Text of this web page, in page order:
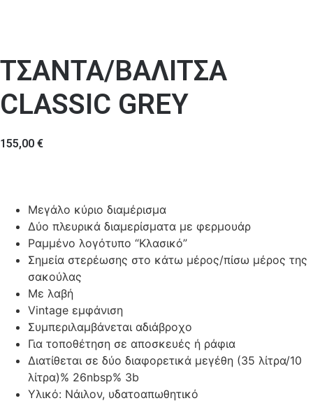
ΤΣΑΝΤΑ/ΒΑΛΙΤΣΑ
CLASSIC GREY
155,00 €
Μεγάλο κύριο διαμέρισμα
Δύο πλευρικά διαμερίσματα με φερμουάρ
Ραμμένο λογότυπο “Κλασικό”
Σημεία στερέωσης στο κάτω μέρος/πίσω μέρος της
σακούλας
Με λαβή
Vintage εμφάνιση
Συμπεριλαμβάνεται αδιάβροχο
Για τοποθέτηση σε αποσκευές ή ράφια
Διατίθεται σε δύο διαφορετικά μεγέθη (35 λίτρα/10
λίτρα)% 26nbsp% 3b
Υλικό: Νάιλον, υδατοαπωθητικό